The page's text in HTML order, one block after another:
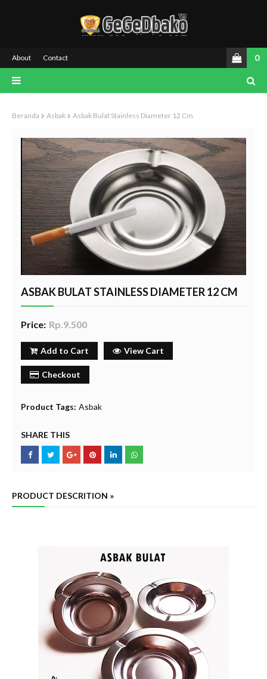
About Contact 0
Beranda Asbak Asbak Bulat Stainless Diameter 12 Cm
ASBAK BULAT STAINLESS DIAMETER 12 CM
Price: Rp.9.500
Add to Cart View Cart
Checkout
Product Tags: Asbak
SHARE THIS
PRODUCT DESCRITION »